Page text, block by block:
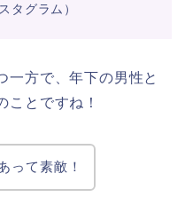
タグラム）
一方で、年下の男性と
ことですね！
って素敵！